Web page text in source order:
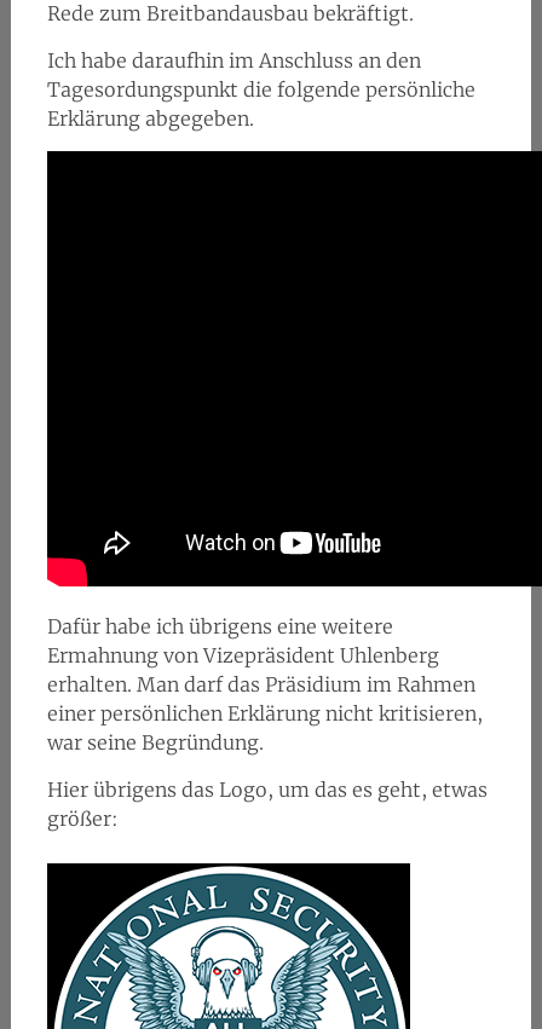
Rede zum Breitbandausbau bekräftigt.
Ich habe daraufhin im Anschluss an den
Tagesordungspunkt die folgende persönliche
Erklärung abgegeben.
Dafür habe ich übrigens eine weitere
Ermahnung von Vizepräsident Uhlenberg
erhalten. Man darf das Präsidium im Rahmen
einer persönlichen Erklärung nicht kritisieren,
war seine Begründung.
Hier übrigens das Logo, um das es geht, etwas
größer: